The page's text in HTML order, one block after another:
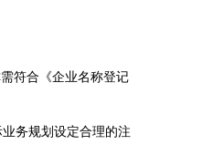
符合《企业名称登记
务规划设定合理的注